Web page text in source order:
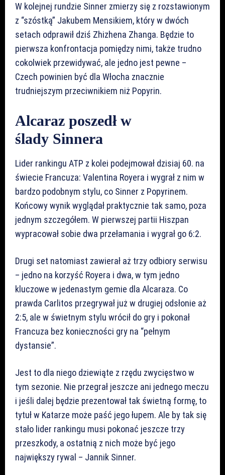
W kolejnej rundzie Sinner zmierzy się z rozstawionym
z “szóstką” Jakubem Mensikiem, który w dwóch
setach odprawił dziś Zhizhena Zhanga. Będzie to
pierwsza konfrontacja pomiędzy nimi, także trudno
cokolwiek przewidywać, ale jedno jest pewne –
Czech powinien być dla Włocha znacznie
trudniejszym przeciwnikiem niż Popyrin.
Alcaraz poszedł w
ślady Sinnera
Lider rankingu ATP z kolei podejmował dzisiaj 60. na
świecie Francuza: Valentina Royera i wygrał z nim w
bardzo podobnym stylu, co Sinner z Popyrinem.
Końcowy wynik wyglądał praktycznie tak samo, poza
jednym szczegółem. W pierwszej partii Hiszpan
wypracował sobie dwa przełamania i wygrał go 6:2.
Drugi set natomiast zawierał aż trzy odbiory serwisu
– jedno na korzyść Royera i dwa, w tym jedno
kluczowe w jedenastym gemie dla Alcaraza. Co
prawda Carlitos przegrywał już w drugiej odsłonie aż
2:5, ale w świetnym stylu wrócił do gry i pokonał
Francuza bez konieczności gry na “pełnym
dystansie”.
Jest to dla niego dziewiąte z rzędu zwycięstwo w
tym sezonie. Nie przegrał jeszcze ani jednego meczu
i jeśli dalej będzie prezentował tak świetną formę, to
tytuł w Katarze może paść jego łupem. Ale by tak się
stało lider rankingu musi pokonać jeszcze trzy
przeszkody, a ostatnią z nich może być jego
największy rywal – Jannik Sinner.